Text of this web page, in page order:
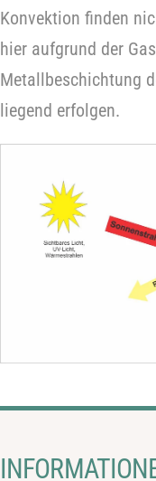
Konvektion finden
hier aufgrund der
Metallbeschichtung
liegend erfolgen.